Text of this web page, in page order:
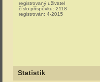
registrovaný uživatel
číslo příspěvku: 2118
registrován: 4-2015
Statistik